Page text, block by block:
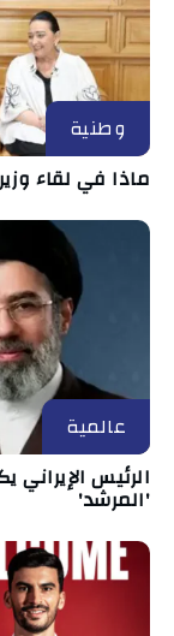
وطنية
ماذا في لقاء
عالمية
الرئيس
'المرشد'